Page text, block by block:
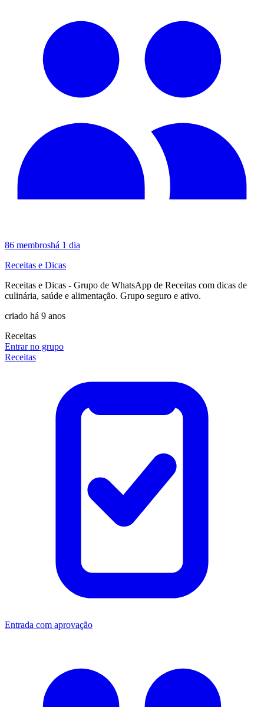
86 membroshá 1 dia
Receitas e Dicas
Receitas e Dicas - Grupo de WhatsApp de Receitas com dicas de
culinária, saúde e alimentação. Grupo seguro e ativo.
criado há 9 anos
Receitas
Entrar no grupo
Receitas
Entrada com aprovação